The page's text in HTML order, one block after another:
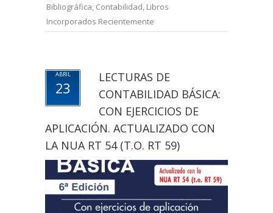
Bibliográfica, Contabilidad, Libros
Incorporados Recientemente
ABRIL
23
LECTURAS DE
CONTABILIDAD BÁSICA:
CON EJERCICIOS DE
APLICACIÓN. ACTUALIZADO CON
LA NUA RT 54 (T.O. RT 59)